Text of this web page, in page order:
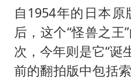
自1954年的日本原
后，这个“怪兽之王
次，今年则是它“诞
前的翻拍版中包括